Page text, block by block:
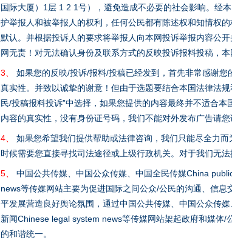
国际大厦）1层 1 2 1号），避免造成不必要的社会影响。经
护举报人和被举报人的权利，任何公民都有陈述权和知情权
默认。并根据投诉人的要求将举报人向本网投诉举报内容公
网无责！对无法确认身份及联系方式的反映投诉报料投稿，
3、
如果您的反映/投诉/报料/投稿已经发到，首先非常感谢
真实性。并致以诚挚的谢意！但由于选题要结合本国法律法
民/投稿报料投诉”中选择，如果您提供的内容最终并不适合
内容的真实性，没有身份证号码，我们不能对外发布广告请
4、
如果您希望我们提供帮助或法律咨询，我们只能尽全力
时候需要您直接寻找司法途径或上级行政机关。对于我们无
5、
中国公共传媒、中国公众传媒、中国全民传媒China
news等传媒网站主要为促进国际之间公众/公民的沟通、信
平发展营造良好舆论氛围，通过中国公共传媒、中国公众传
新闻Chinese legal system news等传媒网站架起政府和媒体
的和谐统一。
魏